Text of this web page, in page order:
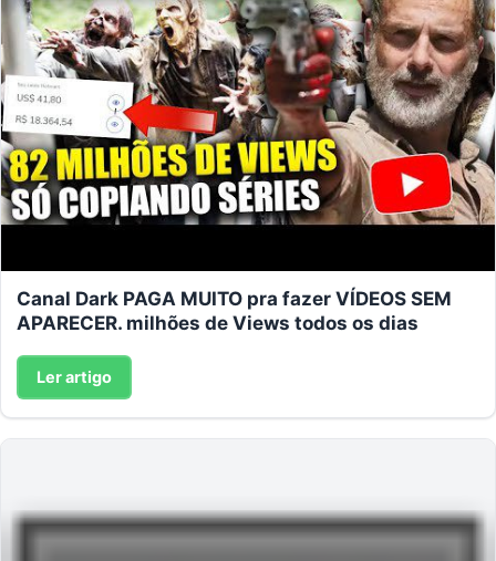
Canal Dark PAGA MUITO pra fazer VÍDEOS SEM
APARECER. milhões de Views todos os dias
Ler artigo